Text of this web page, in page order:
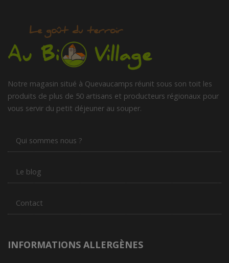
Notre magasin situé à Quevaucamps réunit sous son toit les
produits de plus de 50 artisans et producteurs régionaux pour
vous servir du petit déjeuner au souper.
Qui sommes nous ?
Le blog
Contact
INFORMATIONS ALLERGÈNES